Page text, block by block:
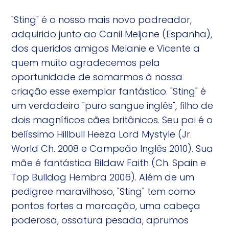
"Sting" é o nosso mais novo padreador,
adquirido junto ao Canil Meljane (Espanha),
dos queridos amigos Melanie e Vicente a
quem muito agradecemos pela
oportunidade de somarmos à nossa
criação esse exemplar fantástico. "Sting" é
um verdadeiro "puro sangue inglês", filho de
dois magníficos cães britânicos. Seu pai é o
belíssimo Hillbull Heeza Lord Mystyle (Jr.
World Ch. 2008 e Campeão Inglês 2010). Sua
mãe é fantástica Bildaw Faith (Ch. Spain e
Top Bulldog Hembra 2006). Além de um
pedigree maravilhoso, "Sting" tem como
pontos fortes a marcação, uma cabeça
poderosa, ossatura pesada, aprumos